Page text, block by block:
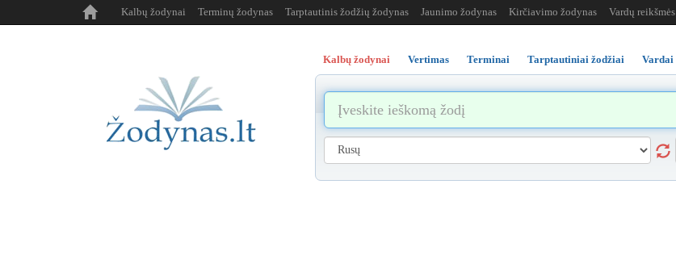
Kalbų žodynai Terminų žodynas Tarptautinis žodžių žodynas Jaunimo žodynas Kirčiavimo žodynas Vardų reikšmės
Kalbų žodynai Vertimas Terminai Tarptautiniai žodžiai Vardai